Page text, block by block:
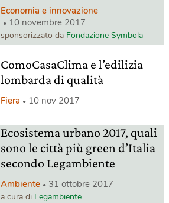
Economia e innovazione
10 novembre 2017
sponsorizzato da Fondazione Symbola
ComoCasaClima e l’edilizia
lombarda di qualità
Fiera 10 nov 2017
Ecosistema urbano 2017, quali
sono le città più green d’Italia
secondo Legambiente
Ambiente 31 ottobre 2017
a cura di Legambiente